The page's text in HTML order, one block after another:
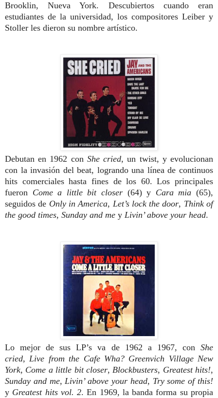
Brooklin, Nueva York. Descubiertos cuando eran
estudiantes de la universidad, los compositores Leiber y
Stoller les dieron su nombre artístico.
Debutan en 1962 con She cried, un twist, y evolucionan
con la invasión del beat, logrando una línea de continuos
hits comerciales hasta fines de los 60. Los principales
fueron Come a little bit closer (64) y Cara mia(65),
seguidos de Only in America, Let’s lock the door, Think of
the good times, Sunday and me y Livin’ above your head.
Lo mejor de sus LP’s va de 1962 a 1967, con She
cried,Live from the Cafe Wha? Greenvich Village New
York, Come a little bit closer,Blockbusters, Greatest hits!,
Sunday and me,Livin’ above your head, Try some of this!
y Greatest hits vol. 2. En 1969, la banda forma su propia